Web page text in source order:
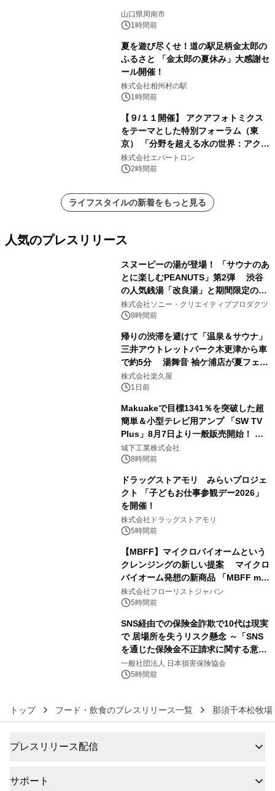
山口県周南市
1時間前
夏を遊び尽くせ！道の駅足柄金太郎の
ふるさと 「金太郎の夏休み」大感謝セ
ール開催！
株式会社相州村の駅
1時間前
【９/１１開催】 アクアフォトミクス
をテーマとした特別フォーラム（東
京） 「分野を超える水の世界：アクア
フォトミクスが切り拓く新しい科学の
地平」を開催
株式会社エバートロン
2時間前
ライフスタイルの新着をもっと見る
人気のプレスリリース
スヌーピーの湯が登場！ 「サウナのあ
とに楽しむPEANUTS」第2弾 渋谷
の人気銭湯「改良湯」と期間限定のコ
ラボレーション サウナイキタイコラ
ボグッズも発売決定！
株式会社ソニー・クリエイティブプロダクツ
8時間前
帰りの渋滞を避けて「温泉＆サウナ」
三井アウトレットパーク木更津から車
で約5分 湯舞音 袖ケ浦店が夏フェア
メニューを提供
株式会社楽久屋
1日前
Makuakeで目標1341％を突破した超
簡単＆小型テレビ用アンプ 「SW TV
Plus」8月7日より一般販売開始！ ケ
ーブル1本つなぐだけ、テレビの音が
ぐっと豊かに
城下工業株式会社
8時間前
ドラッグストアモリ みらいプロジェ
クト 「子どもお仕事参観デー2026」
を開催！
株式会社ドラッグストアモリ
5時間前
【MBFF】マイクロバイオームという
クレンジングの新しい提案 マイクロ
バイオーム発想の新商品 「MBFF mb
クレンジングPRO」を2026年8月6日
発売
株式会社フローリストジャパン
5時間前
SNS経由での保険金詐欺で10代は現実
で 居場所を失うリスク懸念 ～「SNS
を通じた保険金不正請求に関する意識
調査」を実施、 認知度の低さも浮き彫
りに～
一般社団法人 日本損害保険協会
5時間前
トップ フード・飲食のプレスリリース一覧 那須千本松牧場
プレスリリース配信
サポート